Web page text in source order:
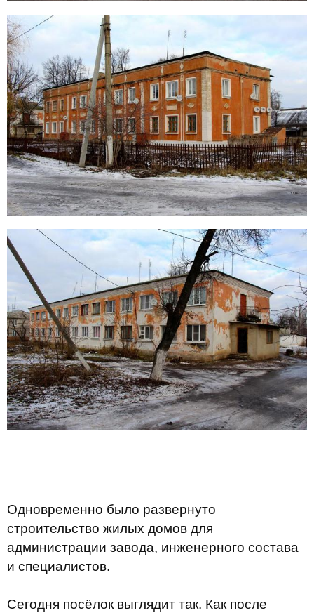
Одновременно было развернуто
строительство жилых домов для
администрации завода, инженерного состава
и специалистов.
Сегодня посёлок выглядит так. Как после